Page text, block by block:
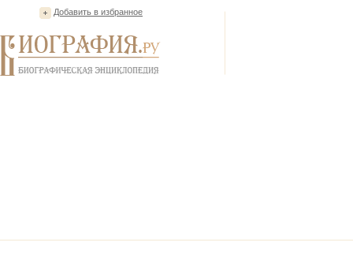
Добавить в избранное